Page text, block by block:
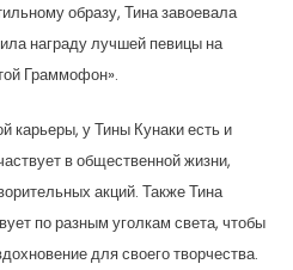
образу, Тина завоевала
награду лучшей певицы на
Граммофон».
карьеры, у Тины Кунаки есть и
в общественной жизни,
акций. Также Тина
по разным уголкам света, чтобы
для своего творчества.